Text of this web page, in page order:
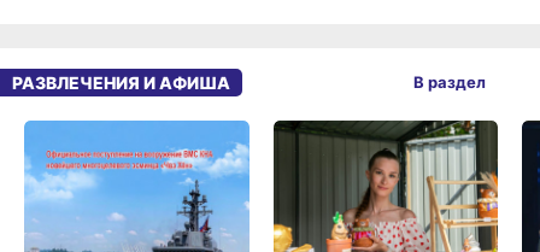
РАЗВЛЕЧЕНИЯ И АФИША В раздел